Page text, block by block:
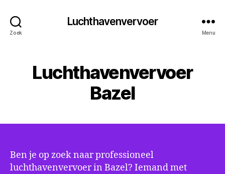
Zoek
Luchthavenvervoer
Menu
Luchthavenvervoer
Bazel
Ben je op zoek naar professioneel
luchthavenvervoer in Bazel? Iemand met